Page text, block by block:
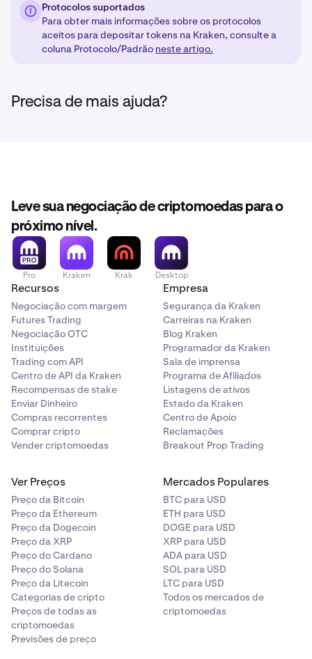
Protocolos suportados
Para obter mais informações sobre os protocolos
aceitos para depositar tokens na Kraken, consulte a
coluna Protocolo/Padrão neste artigo.
Precisa de mais ajuda?
Leve sua negociação de criptomoedas para o
próximo nível.
Pro Kraken Krak Desktop
Recursos
Negociação com margem
Futures Trading
Negociação OTC
Instituições
Trading com API
Centro de API da Kraken
Recompensas de stake
Enviar Dinheiro
Compras recorrentes
Comprar cripto
Vender criptomoedas
Empresa
Segurança da Kraken
Carreiras na Kraken
Blog Kraken
Programador da Kraken
Sala de imprensa
Programa de Afiliados
Listagens de ativos
Estado da Kraken
Centro de Apoio
Reclamações
Breakout Prop Trading
Ver Preços
Preço da Bitcoin
Preço da Ethereum
Preço da Dogecoin
Preço da XRP
Preço do Cardano
Preço do Solana
Preço da Litecoin
Categorias de cripto
Preços de todas as
criptomoedas
Previsões de preço
Mercados Populares
BTC para USD
ETH para USD
DOGE para USD
XRP para USD
ADA para USD
SOL para USD
LTC para USD
Todos os mercados de
criptomoedas